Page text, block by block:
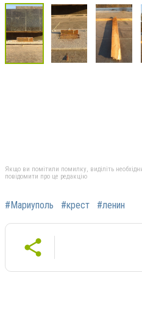
Якщо ви помітили помилку, виділіть
повідомити про це редакцію
#Мариуполь #крест #ленин